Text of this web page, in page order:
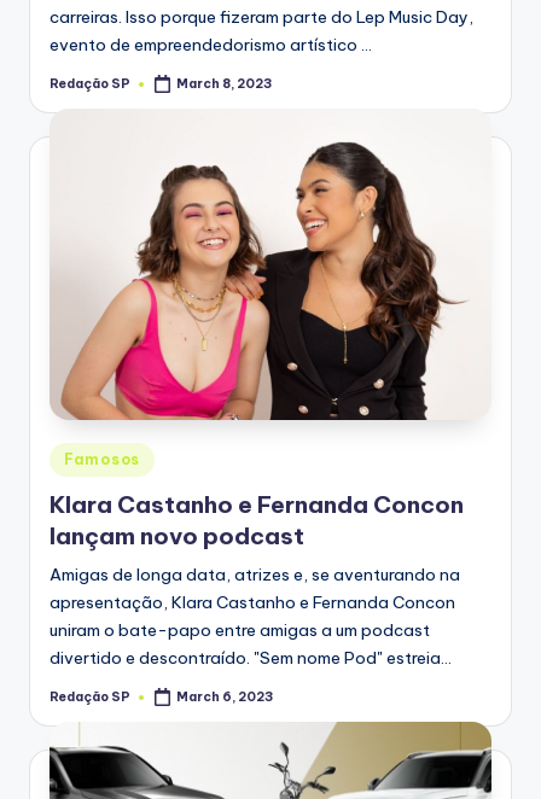
carreiras. Isso porque fizeram parte do Lep Music Day,
evento de empreendedorismo artístico …
Posted
Redação SP March 8, 2023
Posted
in
Famosos
Klara Castanho e Fernanda Concon
lançam novo podcast
Amigas de longa data, atrizes e, se aventurando na
apresentação, Klara Castanho e Fernanda Concon
uniram o bate-papo entre amigas a um podcast
divertido e descontraído. "Sem nome Pod" estreia…
Posted
Redação SP March 6, 2023